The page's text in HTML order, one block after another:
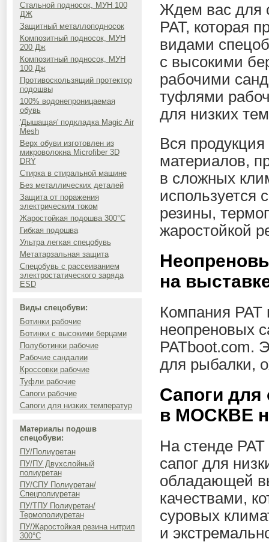
Стальной подносок, МУН 100
ДЖ
Защитный металлоподносок
Композитный подносок, МУН
200 Дж
Композитный подносок, МУН
100 Дж
Противоскользящий протектор
подошвы
100% водонепроницаемая
обувь
'Дышащая' подкладка Magic Air
Mesh
Верх обуви изготовлен из
микроволокна Microfiber 3D
DRY
Стирка в стиральной машине
Без металлических деталей
Защита от поражения
электрическим током
Жаростойкая подошва 300°C
Гибкая подошва
Ультра легкая спецобувь
Метатарзальная защита
Спецобувь с рассеиванием
электростатического заряда
ESD
Виды спецобуви:
Ботинки рабочие
Ботинки с высокими берцами
Полуботинки рабочие
Рабочие сандалии
Кроссовки рабочие
Туфли рабочие
Сапоги рабочие
Сапоги для низких температур
Материалы подошв
спецобуви:
ПУ/Полиуретан
ПУ/ПУ Двухслойный
полиуретан
ПУ/СПУ Полиуретан/
Спецполиуретан
ПУ/ТПУ Полиуретан/
Термополиуретан
ПУ/Жаростойкая резина нитрил
300°C
Ждем вас для
РАТ, которая
видами
с высокими
рабочими
туфлями
для низких
Вся
материалов,
в сложных
используется
резины,
жаростойкой
на
Компания РАТ
неопреновых
PATboot.com.
для рыбалки,
Сапоги для
в МОСКВЕ
На стенде РАТ
сапог для
обладающей
качествами,
суровых
и